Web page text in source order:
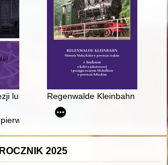
lubelskiej : nasze dziedzictwo. T. 1
Regenwalde Kleinbahn :
przewodnika po Łodzi : 1853 :
ROCZNIK 2025